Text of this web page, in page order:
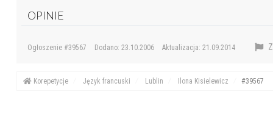
OPINIE
Ogłoszenie #39567 Dodano: 23.10.2006 Aktualizacja: 21.09.2014
Korepetycje Język francuski Lublin Ilona Kisielewicz #39567